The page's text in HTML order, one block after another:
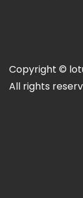
Copyright ©
All rights